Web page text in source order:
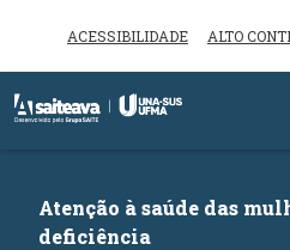
ACESSIBILIDADE ALTO
Inicio do menu
Atenção à saúde das
deficiência